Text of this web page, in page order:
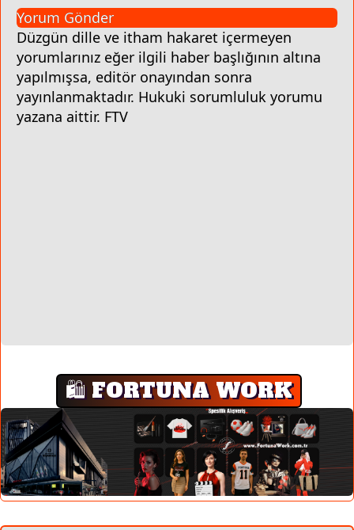
Yorum Gönder
Düzgün dille ve itham hakaret içermeyen
yorumlarınız eğer ilgili haber başlığının altına
yapılmışsa, editör onayından sonra
yayınlanmaktadır. Hukuki sorumluluk yorumu
yazana aittir. FTV
🛍️ FORTUNA WORK